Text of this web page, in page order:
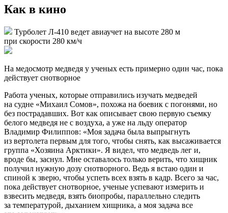
островов архипелага Земля Франца-Иосифа практически
невозможно – это может быть опасно. Поэтому судно
«Михаил Сомов» встает на рейд, а команда летит дальше
на поиски медведей
Франца-Иосифа и обследовать гиганта Севера – это, пожалуй,
самое главное достижение экспедиции «Хозяин Арктики»
2021 года. Но не единственное. Во время первого этапа
участникам экспедиции удалось найти Великую Сибирскую
полынью и пролететь над ней.
Об этом месте ходят легенды – это своего рода незамерзающая
безбрежная река, которая постоянно перемещается внутри
Северного Ледовитого океана. Именно здесь команда
насчитала около 500 лаптевских моржей.
Как в кино